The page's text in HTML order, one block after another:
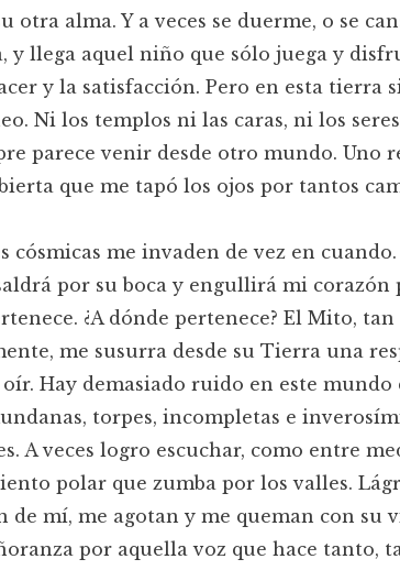
otra alma. Y a veces se duerme, o se
y llega aquel niño que sólo juega y
y la satisfacción. Pero en esta tierra
Ni los templos ni las caras, ni los
parece venir desde otro mundo. Uno
que me tapó los ojos por tantos
cósmicas me invaden de vez en
por su boca y engullirá mi corazón
¿A dónde pertenece? El Mito, tan
me susurra desde su Tierra una
Hay demasiado ruido en este mundo
torpes, incompletas e
A veces logro escuchar, como entre
polar que zumba por los valles.
de mí, me agotan y me queman con su
por aquella voz que hace tanto,